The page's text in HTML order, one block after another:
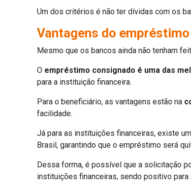
Um dos critérios é não ter dívidas com os
Vantagens do
Mesmo que os bancos ainda não tenham
O empréstimo consignado é uma das
para a instituição financeira.
Para o beneficiário, as vantagens estão na
facilidade.
Já para as instituições financeiras, existe
Brasil, garantindo que o empréstimo será
Dessa forma, é possível que a solicitação
instituições financeiras, sendo positivo para